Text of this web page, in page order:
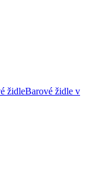
židleBarové židle v